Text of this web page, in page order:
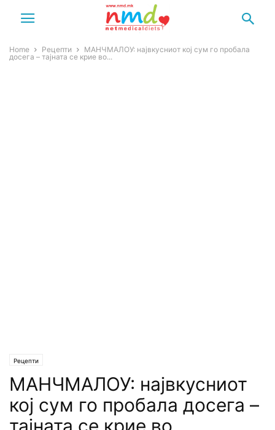
Home Рецепти
МАНЧМАЛОУ: највкусниот кој сум го пробала
досега – тајната се крие во...
Рецепти
МАНЧМАЛОУ: највкусниот
кој сум го пробала досега –